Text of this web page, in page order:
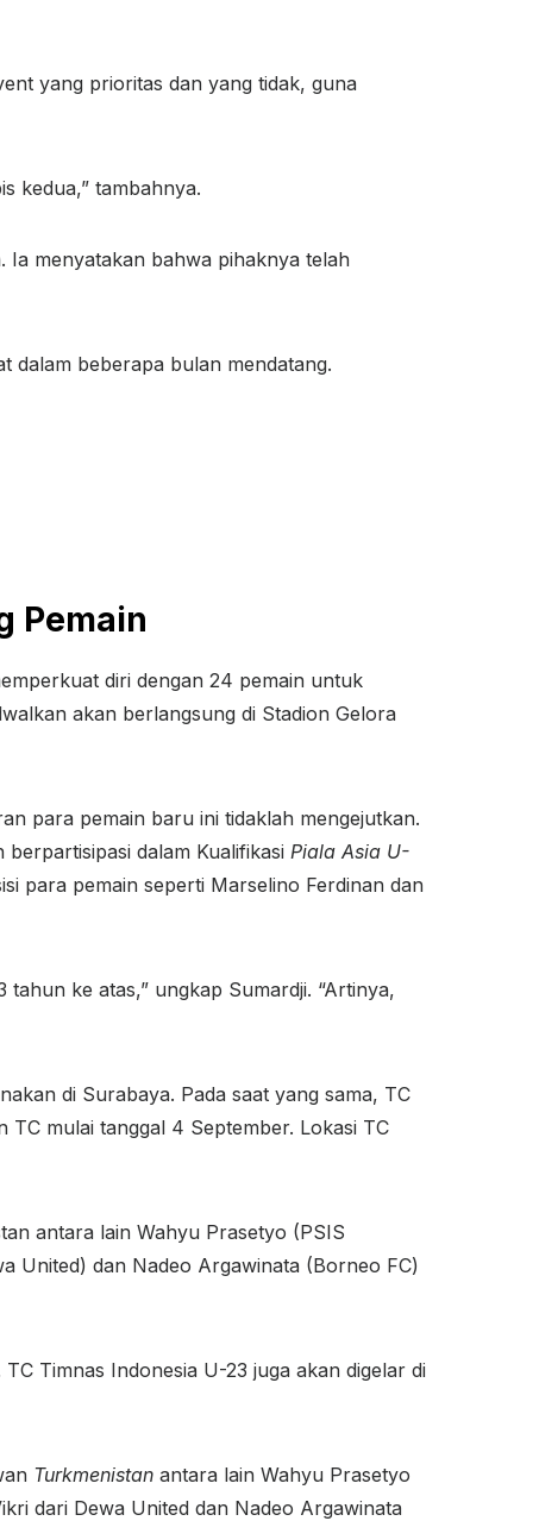
yang prioritas dan yang tidak, guna
kedua,” tambahnya.
Ia menyatakan bahwa pihaknya telah
dalam beberapa bulan mendatang.
Pemain
diri dengan 24 pemain untuk
akan berlangsung di Stadion Gelora
para pemain baru ini tidaklah mengejutkan.
dalam Kualifikasi Piala Asia U-
para pemain seperti Marselino Ferdinan dan
ke atas,” ungkap Sumardji. “Artinya,
di Surabaya. Pada saat yang sama, TC
TC mulai tanggal 4 September. Lokasi TC
antara lain Wahyu Prasetyo (PSIS
United) dan Nadeo Argawinata (Borneo FC)
Timnas Indonesia U-23 juga akan digelar di
Turkmenistan antara lain Wahyu Prasetyo
dari Dewa United dan Nadeo Argawinata